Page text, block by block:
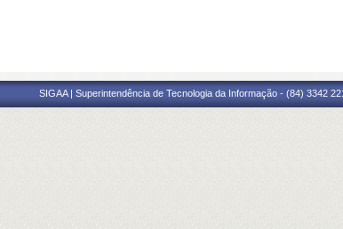
SIGAA | Superintendência de Tecnologia da Informação - (84) 3342